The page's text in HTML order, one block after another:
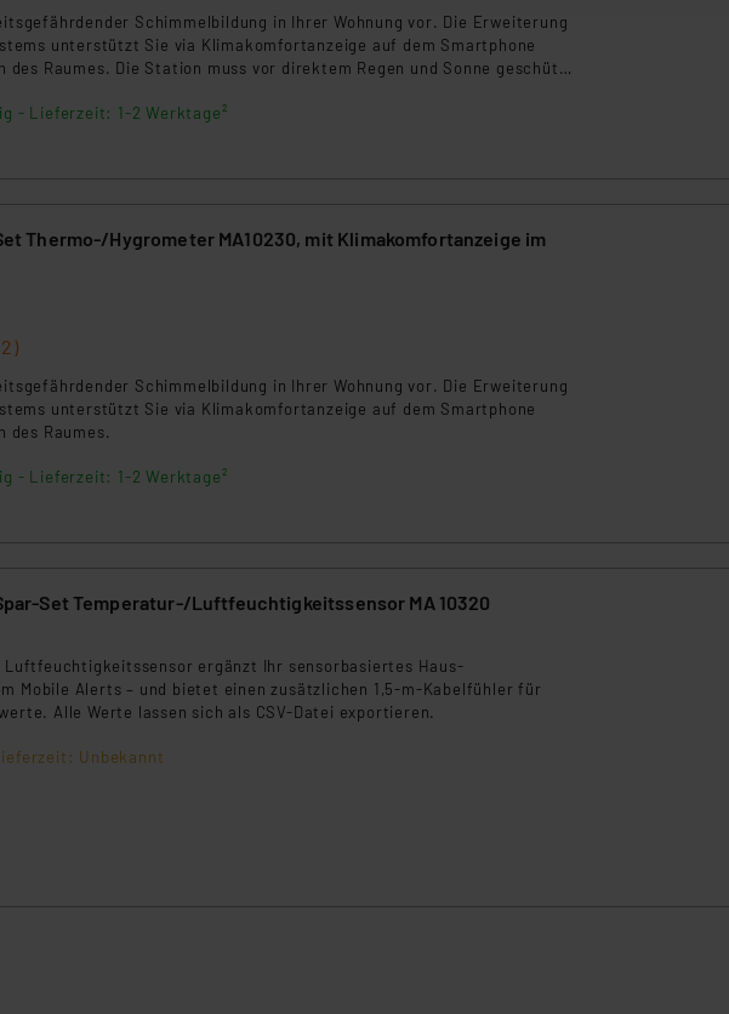
personenbezogene Daten in den USA. Ihre Einwilligung zur Einbindung von Cookies
ggf. auch die Verarbeitung Ihrer Daten in den USA gemäß Art. 49 (1) lit. a DSGVO.
und zu der jeweiligen Datenübermittlung erhalten Sie in der
Beurteilung der mit der Datenübermittlung, insbesondere der Art der übermittelten
Schimmelbildung in Ihrer Wohnung vor. Die Erweiterung
unterstützt Sie via Klimakomfortanzeige auf dem Smartphone
Raumes. Die Station muss vor direktem Regen und Sonne geschützt
- Lieferzeit: 1-2 Werktage²
Thermo-/Hygrometer MA10230, mit Klimakomfortanzeige im
Schimmelbildung in Ihrer Wohnung vor. Die Erweiterung
unterstützt Sie via Klimakomfortanzeige auf dem Smartphone
des Raumes.
- Lieferzeit: 1-2 Werktage²
Set Temperatur-/Luftfeuchtigkeitssensor MA 10320
Luftfeuchtigkeitssensor ergänzt Ihr sensorbasiertes Haus-
Mobile Alerts – und bietet einen zusätzlichen 1,5-m-Kabelfühler für
Alle Werte lassen sich als CSV-Datei exportieren.
Unbekannt